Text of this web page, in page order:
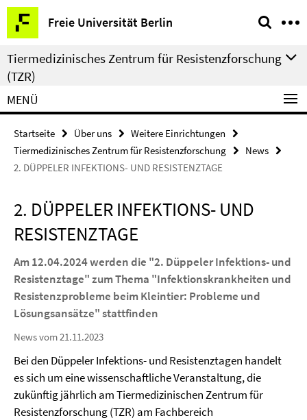
Springe
direkt
zu
Inhalt
Freie Universität Berlin
Service-
Navigation
Tiermedizinisches Zentrum für Resistenzforschung
(TZR)
MENÜ
Startseite Über uns
Weitere Einrichtungen
Tiermedizinisches Zentrum für Resistenzforschung
News
2. DÜPPELER INFEKTIONS- UND RESISTENZTAGE
2. DÜPPELER INFEKTIONS- UND
RESISTENZTAGE
Am 12.04.2024 werden die "2. Düppeler Infektions- und
Resistenztage" zum Thema "Infektionskrankheiten und
Resistenzprobleme beim Kleintier: Probleme und
Lösungsansätze" stattfinden
News vom 21.11.2023
Bei den Düppeler Infektions- und Resistenztagen handelt
es sich um eine wissenschaftliche Veranstaltung, die
zukünftig jährlich am Tiermedizinischen Zentrum für
Resistenzforschung (TZR) am Fachbereich